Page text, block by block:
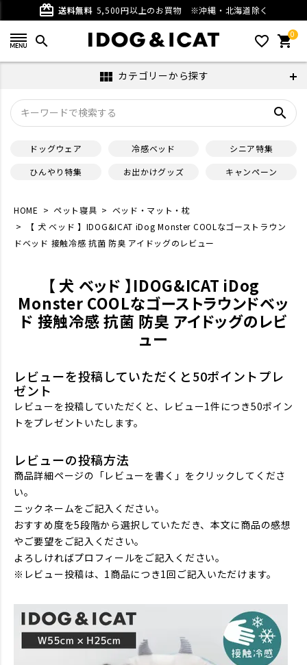
card_giftcard 送料無料 5,500円以上のお買物 ※沖縄・北海道除く
search favorite_outline 0
shopping_cart
view_module カテゴリーから探す
search
ドッグウェア 冷感ベッド
シニア特集
ひんやり特集
お出かけグッズ キャンペーン
HOME ペット寝具
ベッド・マット・枕
【 犬 ベッド 】IDOG&ICAT iDog Monster COOLなゴーストラウン
ドベッド 接触冷感 抗菌 防臭 アイドッグのレビュー
【 犬 ベッド 】IDOG&ICAT iDog
Monster COOLなゴーストラウンドベッ
ド 接触冷感 抗菌 防臭 アイドッグのレビ
ュー
レビューを投稿していただくと50ポイントプレ
ゼント
レビューを投稿していただくと、レビュー1件につき50ポイン
トをプレゼントいたします。
レビューの投稿方法
商品詳細ページの「レビューを書く」をクリックしてくださ
い。
ニックネームをご記入ください。
おすすめ度を5段階から選択していただき、本文に商品の感想
やご要望をご記入ください。
よろしければプロフィールをご記入ください。
※レビュー投稿は、1商品につき1回ご記入いただけます。